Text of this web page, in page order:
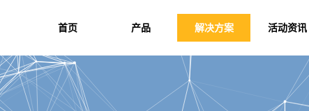
首页 产品 解决方案 活动资讯